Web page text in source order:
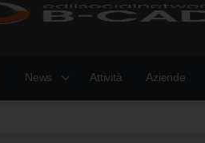
News Attività Aziende